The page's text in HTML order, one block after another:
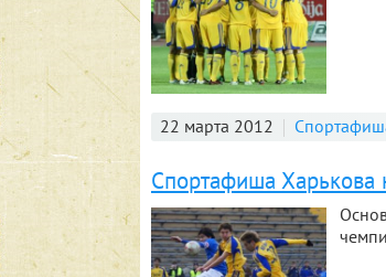
22 марта 2012
Спортафиша Харькова